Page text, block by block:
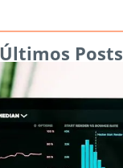
Últimos Posts